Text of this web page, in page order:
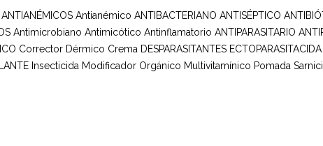
ANTIANÉMICOS Antianémico ANTIBACTERIANO ANTISÉPTICO
Antimicrobiano Antimicótico Antinflamatorio ANTIPARASITARIO
Corrector Dérmico Crema DESPARASITANTES ECTOPARASITACIDA
Insecticida Modificador Orgánico Multivitamínico Pomada